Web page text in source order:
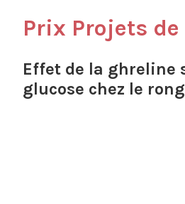
Prix Projets de
Effet de la ghreline
glucose chez le